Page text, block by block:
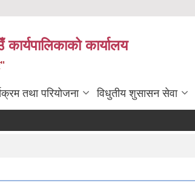
कार्यालय
तथा परियोजना विधुतीय शुसासन सेवा